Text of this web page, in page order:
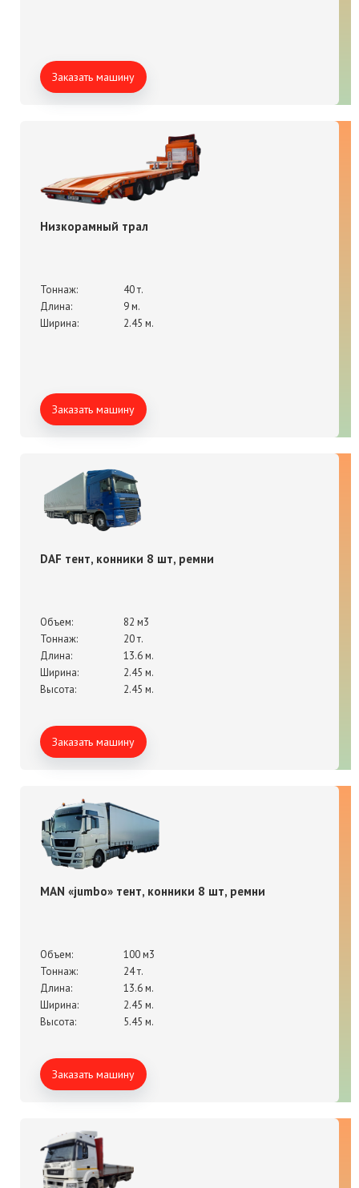
Заказать машину
Низкорамный трал
Тоннаж:
40 т.
Длина:
9 м.
Ширина:
2.45 м.
Заказать машину
DAF тент, конники 8 шт, ремни
Объем:
82 м3
Тоннаж:
20 т.
Длина:
13.6 м.
Ширина:
2.45 м.
Высота:
2.45 м.
Заказать машину
MAN «jumbo» тент, конники 8 шт, ремни
Объем:
100 м3
Тоннаж:
24 т.
Длина:
13.6 м.
Ширина:
2.45 м.
Высота:
5.45 м.
Заказать машину